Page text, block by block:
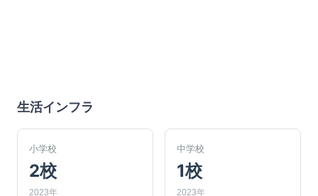
生活インフラ
小学校
2校
2023年
中学校
1校
2023年